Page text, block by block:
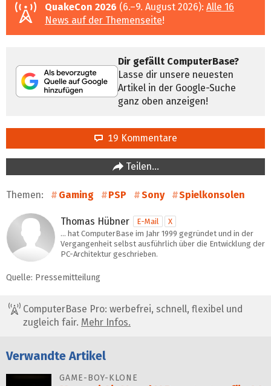
QuakeCon 2026 (6.–9. August 2026): Alle 16
News auf der Themenseite!
Dir gefällt ComputerBase?
Lasse dir unsere neuesten
Artikel in der Google-Suche
ganz oben anzeigen!
19 Kommentare
Teilen…
Themen: Gaming PSP Sony Spielkonsolen
Thomas Hübner E-Mail
X
… hat ComputerBase im Jahr 1999 gegründet und in der
Vergangenheit selbst ausführlich über die Entwicklung der
PC-Architektur geschrieben.
Quelle: Pressemitteilung
ComputerBase Pro: werbefrei, schnell, flexibel und
zugleich fair. Mehr Infos.
Verwandte Artikel
GAME-BOY-KLONE